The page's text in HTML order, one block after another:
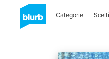
Categorie